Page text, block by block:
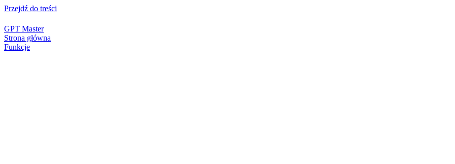
Przejdź do treści
GPT Master
Strona główna
Funkcje